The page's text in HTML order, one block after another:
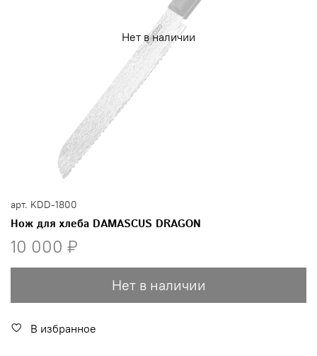
Нет в наличии
арт. KDD-1800
Нож для хлеба DAMASCUS DRAGON
10 000 ₽
Нет в наличии
В избранное